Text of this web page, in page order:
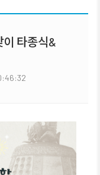
타종식&